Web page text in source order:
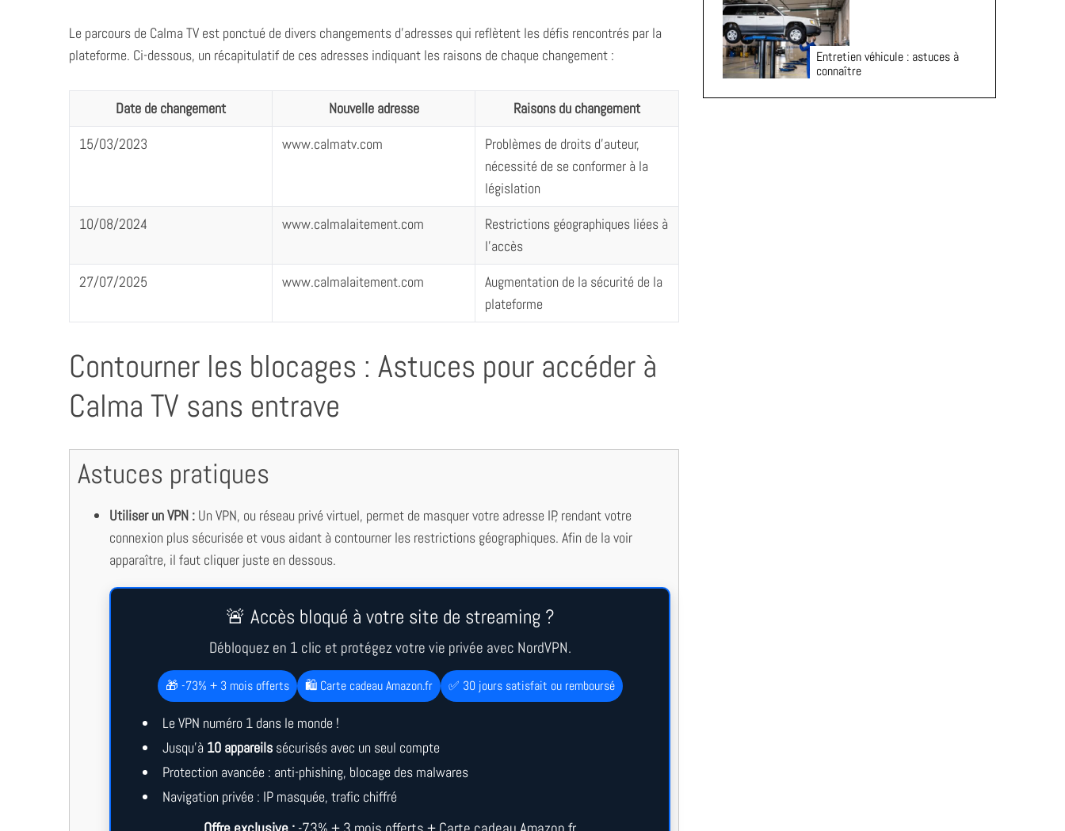
Le parcours de Calma TV est ponctué de divers changements d’adresses qui reflètent les défis rencontrés par la
plateforme. Ci-dessous, un récapitulatif de ces adresses indiquant les raisons de chaque changement :
Date de changement Nouvelle adresse
Raisons du changement
15/03/2023
www.calmatv.com
Problèmes de droits d’auteur,
nécessité de se conformer à la
législation
10/08/2024
www.calmalaitement.com
Restrictions géographiques liées à
l’accès
27/07/2025
www.calmalaitement.com
Augmentation de la sécurité de la
plateforme
Contourner les blocages : Astuces pour accéder à
Calma TV sans entrave
Astuces pratiques
Utiliser un VPN : Un VPN, ou réseau privé virtuel, permet de masquer votre adresse IP, rendant votre
connexion plus sécurisée et vous aidant à contourner les restrictions géographiques. Afin de la voir
apparaître, il faut cliquer juste en dessous.
🚨 Accès bloqué à votre site de streaming ?
Débloquez en 1 clic et protégez votre vie privée avec NordVPN.
🎁 -73% + 3 mois offerts 🛍️ Carte cadeau Amazon.fr ✅ 30 jours satisfait ou remboursé
Le VPN numéro 1 dans le monde !
Jusqu’à 10 appareils sécurisés avec un seul compte
Protection avancée : anti-phishing, blocage des malwares
Navigation privée : IP masquée, trafic chiffré
Entretien véhicule : astuces à
connaître